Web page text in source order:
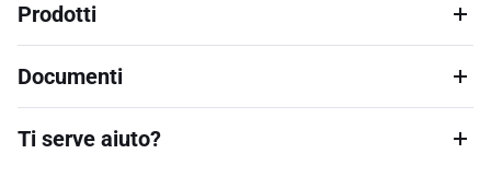
Prodotti
Documenti
Ti serve aiuto?